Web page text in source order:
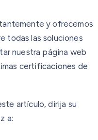
y ofrecemos
todas las soluciones
nuestra página web
certificaciones de
artículo, dirija su
a: